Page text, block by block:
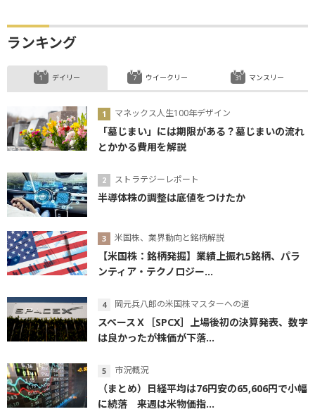
ランキング
デイリー
マネックス人生100年デザイン
「墓じまい」には期限がある？墓じまいの流れ
とかかる費用を解説
ストラテジーレポート
半導体株の調整は底値をつけたか
米国株、業界動向と銘柄解説
【米国株：銘柄発掘】業績上振れ5銘柄、パラ
ンティア・テクノロジー...
岡元兵八郎の米国株マスターへの道
スペースＸ［SPCX］上場後初の決算発表、数字
は良かったが株価が下落...
市況概況
（まとめ）日経平均は76円安の65,606円で小幅
に続落 来週は米物価指...
ウイークリー マンスリー